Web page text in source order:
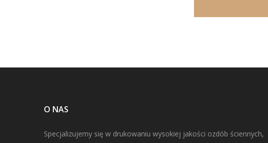
O NAS
Specjalizujemy się w drukowaniu wysokiej jakości ozdób ściennych,